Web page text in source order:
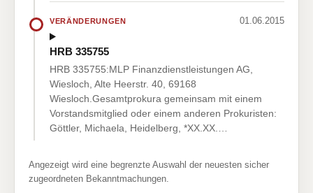
VERÄNDERUNGEN 01.06.2015
HRB 335755
HRB 335755:MLP Finanzdienstleistungen AG,
Wiesloch, Alte Heerstr. 40, 69168
Wiesloch.Gesamtprokura gemeinsam mit einem
Vorstandsmitglied oder einem anderen Prokuristen:
Göttler, Michaela, Heidelberg, *XX.XX.…
Angezeigt wird eine begrenzte Auswahl der neuesten sicher
zugeordneten Bekanntmachungen.